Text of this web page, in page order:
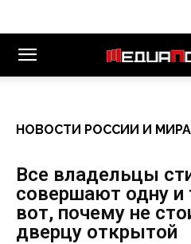
НОВОСТИ РОССИИ И МИРА
Все владельцы
совершают одну
вот, почему не
дверцу открытой